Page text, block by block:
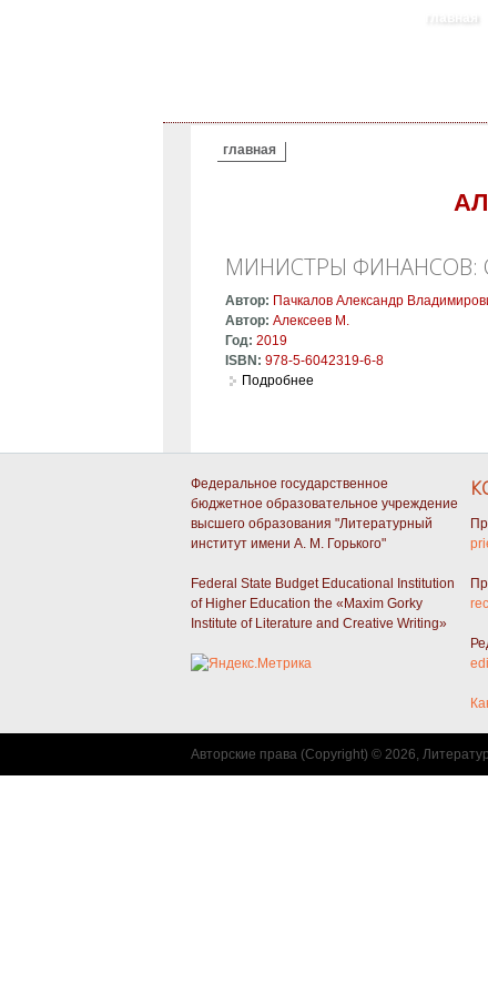
главная
ВЫ ЗДЕСЬ
главная
МИНИСТРЫ ФИНАНСОВ:
Автор: Пачкалов Александр
Автор: Алексеев М.
Год: 2019
ISBN: 978-5-6042319-6-8
Подробнее
Федеральное государственное
бюджетное образовательное учреждение
высшего образования "Литературный
институт имени А. М. Горького"
Federal State Budget Educational Institution
of Higher Education the «Maxim Gorky
Institute of Literature and Creative Writing»
Авторские права (Copyright) © 2026,